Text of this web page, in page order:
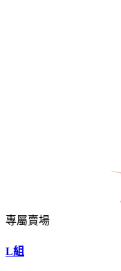
專屬賣場
L組